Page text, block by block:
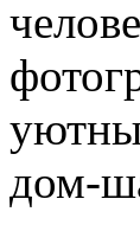
дом-